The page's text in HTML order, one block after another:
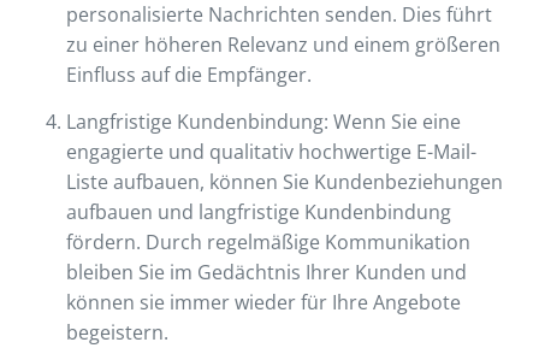
personalisierte Nachrichten senden. Dies führt
zu einer höheren Relevanz und einem größeren
Einfluss auf die Empfänger.
Langfristige Kundenbindung: Wenn Sie eine
engagierte und qualitativ hochwertige E-Mail-
Liste aufbauen, können Sie Kundenbeziehungen
aufbauen und langfristige Kundenbindung
fördern. Durch regelmäßige Kommunikation
bleiben Sie im Gedächtnis Ihrer Kunden und
können sie immer wieder für Ihre Angebote
begeistern.